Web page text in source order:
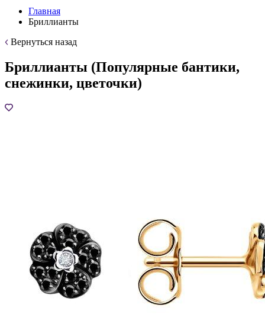
Главная
Бриллианты
Вернуться назад
Бриллианты (Популярные бантики,
снежинки, цветочки)